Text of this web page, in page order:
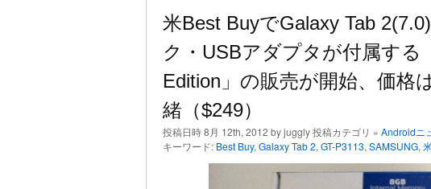
米Best BuyでGalaxy Tab
ク・USBアダプタが付属する
Edition」の販売が開始、価格
緒（$249）
投稿日時 8月 12th, 2012 by juggly 投稿カテゴリ » Androidニ
キーワード: Best Buy, Galaxy Tab 2, GT-P3113, SAMSUNG,